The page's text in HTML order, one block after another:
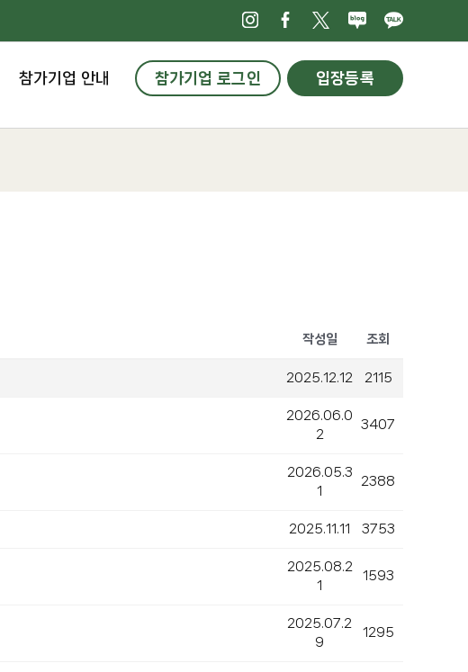
인스타그램
페이스북
X 네이버블
카카오
참가기업 안내 참가기업 로그인 입장등록
작성일 조회
2025.12.12 2115
2026.06.0
2
3407
2026.05.3
1
2388
2025.11.11 3753
2025.08.2
1
1593
2025.07.2
9
1295